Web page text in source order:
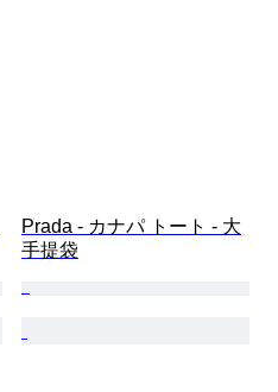
Prada - カナパ トート - 大
手提袋